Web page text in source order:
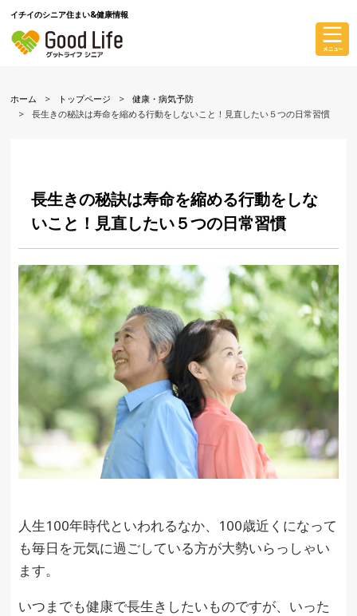
イチイのシニア住まい&健康情報
ホーム トップページ
健康・病気予防
長生きの秘訣は寿命を縮める行動をしないこと！見直したい５つの日常習慣
長生きの秘訣は寿命を縮める行動をしな
いこと！見直したい５つの日常習慣
人生100年時代といわれるなか、100歳近くになって
も毎日を元気に過ごしている方が大勢いらっしゃい
ます。
いつまでも健康で長生きしたいものですが、いった